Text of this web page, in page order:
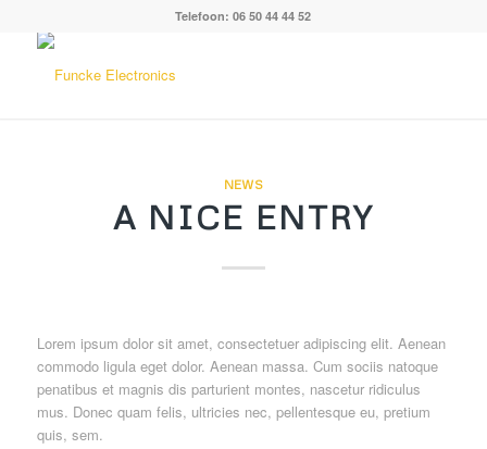
Telefoon: 06 50 44 44 52
NEWS
A NICE ENTRY
Lorem ipsum dolor sit amet, consectetuer adipiscing elit. Aenean
commodo ligula eget dolor. Aenean massa. Cum sociis natoque
penatibus et magnis dis parturient montes, nascetur ridiculus
mus. Donec quam felis, ultricies nec, pellentesque eu, pretium
quis, sem.